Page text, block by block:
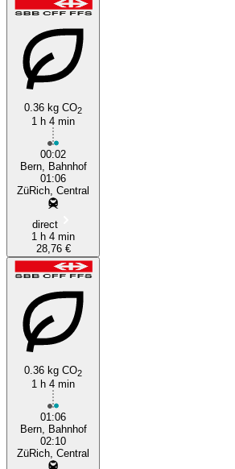
0.36 kg CO2
1 h 4 min
00:02
Bern, Bahnhof
01:06
ZüRich, Central
direct
1 h 4 min
28,76 €
0.36 kg CO2
1 h 4 min
01:06
Bern, Bahnhof
02:10
ZüRich, Central